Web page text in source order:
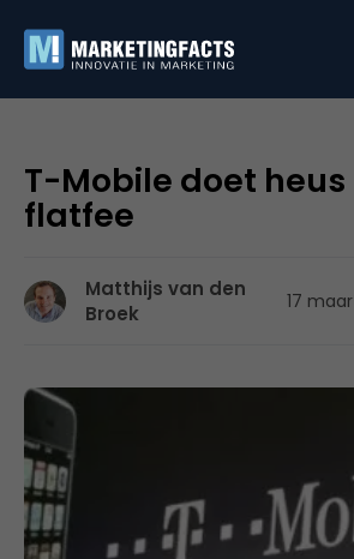
T-Mobile doet
flatfee
Matthijs van den
Broek
17